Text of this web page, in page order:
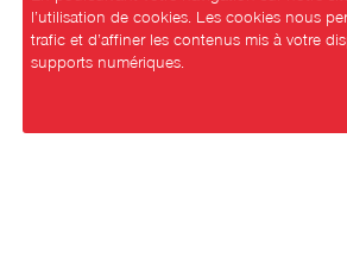
l’utilisation de cookies. Les cookies nous
trafic et d’affiner les contenus mis à votre
supports numériques.